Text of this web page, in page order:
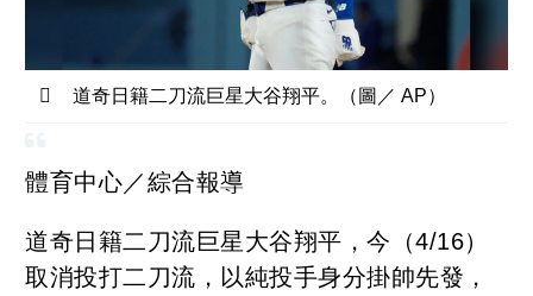
道奇日籍二刀流巨星大谷翔平。（圖／ AP）
體育中心／綜合報導
道奇日籍二刀流巨星大谷翔平，今（4/16）
取消投打二刀流，以純投手身分掛帥先發，